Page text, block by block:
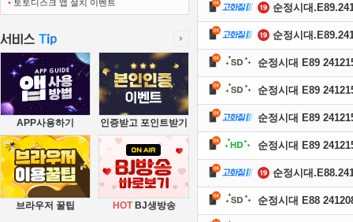
• 토토디스크 앱 설치 이벤트
APP사용하기 인증받고 포인트받기
브라우저 꿀팁 HOTBJ생방송
순정시대
순정시대
순정시대 E89
순정시대 E89
순정시대 E89
순정시대 E89
순정시대
순정시대 E88